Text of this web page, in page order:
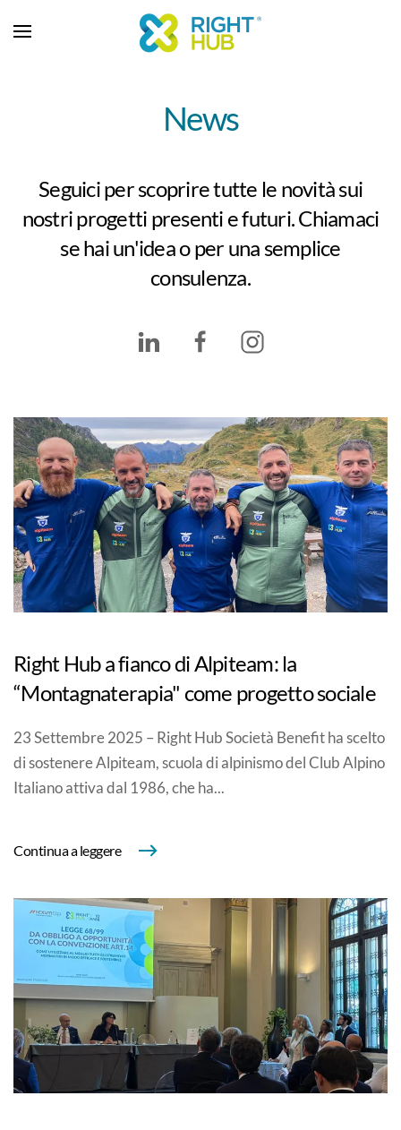
News
Seguici per scoprire tutte le novità sui
nostri progetti presenti e futuri. Chiamaci
se hai un'idea o per una semplice
consulenza.
Right Hub a fianco di Alpiteam: la
“Montagnaterapia" come progetto sociale
23 Settembre 2025 – Right Hub Società Benefit ha scelto
di sostenere Alpiteam, scuola di alpinismo del Club Alpino
Italiano attiva dal 1986, che ha...
Continua a leggere